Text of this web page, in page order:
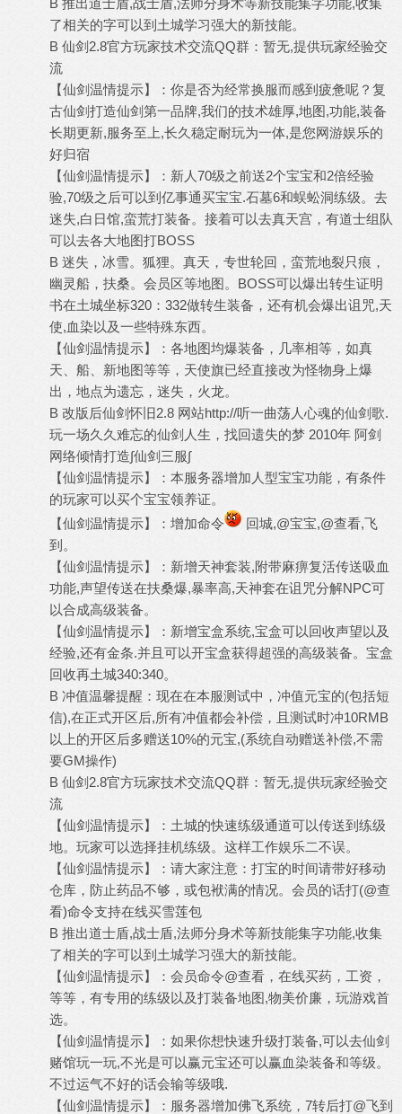
B 推出道士盾,战士盾,法师分身术等新技能集字功能,收集
了相关的字可以到土城学习强大的新技能。
B 仙剑2.8官方玩家技术交流QQ群：暂无,提供玩家经验交
流
【仙剑温情提示】：你是否为经常换服而感到疲惫呢？复
古仙剑打造仙剑第一品牌,我们的技术雄厚,地图,功能,装备
长期更新,服务至上,长久稳定耐玩为一体,是您网游娱乐的
好归宿
【仙剑温情提示】：新人70级之前送2个宝宝和2倍经验
验,70级之后可以到亿事通买宝宝.石墓6和蜈蚣洞练级。去
迷失,白日馆,蛮荒打装备。接着可以去真天宫，有道士组队
可以去各大地图打BOSS
B 迷失，冰雪。狐狸。真天，专世轮回，蛮荒地裂只痕，
幽灵船，扶桑。会员区等地图。BOSS可以爆出转生证明
书在土城坐标320：332做转生装备，还有机会爆出诅咒,天
使,血染以及一些特殊东西。
【仙剑温情提示】：各地图均爆装备，几率相等，如真
天、船、新地图等等，天使旗已经直接改为怪物身上爆
出，地点为遗忘，迷失，火龙。
B 改版后仙剑怀旧2.8 网站http://听一曲荡人心魂的仙剑歌.
玩一场久久难忘的仙剑人生，找回遗失的梦 2010年 阿剑
网络倾情打造∫仙剑三服∫
【仙剑温情提示】：本服务器增加人型宝宝功能，有条件
的玩家可以买个宝宝领养证。
【仙剑温情提示】：增加命令
回城,@宝宝,@查看,飞
到。
【仙剑温情提示】：新增天神套装,附带麻痹复活传送吸血
功能,声望传送在扶桑爆,暴率高,天神套在诅咒分解NPC可
以合成高级装备。
【仙剑温情提示】：新增宝盒系统,宝盒可以回收声望以及
经验,还有金条.并且可以开宝盒获得超强的高级装备。宝盒
回收再土城340:340。
B 冲值温馨提醒：现在在本服测试中，冲值元宝的(包括短
信),在正式开区后,所有冲值都会补偿，且测试时冲10RMB
以上的开区后多赠送10%的元宝,(系统自动赠送补偿,不需
要GM操作)
B 仙剑2.8官方玩家技术交流QQ群：暂无,提供玩家经验交
流
【仙剑温情提示】：土城的快速练级通道可以传送到练级
地。玩家可以选择挂机练级。这样工作娱乐二不误。
【仙剑温情提示】：请大家注意：打宝的时间请带好移动
仓库，防止药品不够，或包袱满的情况。会员的话打(@查
看)命令支持在线买雪莲包
B 推出道士盾,战士盾,法师分身术等新技能集字功能,收集
了相关的字可以到土城学习强大的新技能。
【仙剑温情提示】：会员命令@查看，在线买药，工资，
等等，有专用的练级以及打装备地图,物美价廉，玩游戏首
选。
【仙剑温情提示】：如果你想快速升级打装备,可以去仙剑
赌馆玩一玩,不光是可以赢元宝还可以赢血染装备和等级。
不过运气不好的话会输等级哦.
【仙剑温情提示】：服务器增加佛飞系统，7转后打@飞到